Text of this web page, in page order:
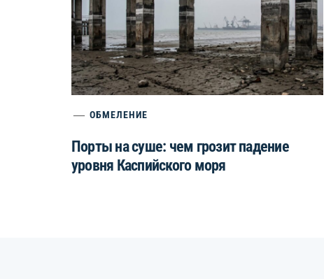
ОБМЕЛЕНИЕ
Порты на суше: чем грозит падение
уровня Каспийского моря